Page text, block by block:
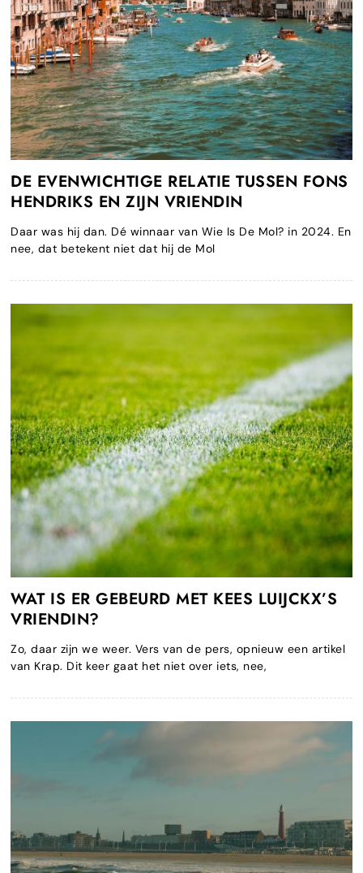
DE EVENWICHTIGE RELATIE TUSSEN FONS
HENDRIKS EN ZIJN VRIENDIN
Daar was hij dan. Dé winnaar van Wie Is De Mol? in 2024. En
nee, dat betekent niet dat hij de Mol
WAT IS ER GEBEURD MET KEES LUIJCKX’S
VRIENDIN?
Zo, daar zijn we weer. Vers van de pers, opnieuw een artikel
van Krap. Dit keer gaat het niet over iets, nee,